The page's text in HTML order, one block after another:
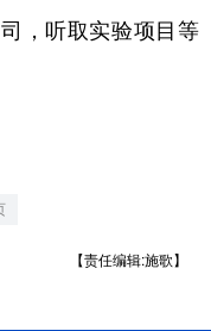
，听取实验项目等
【责任编辑:施歌】